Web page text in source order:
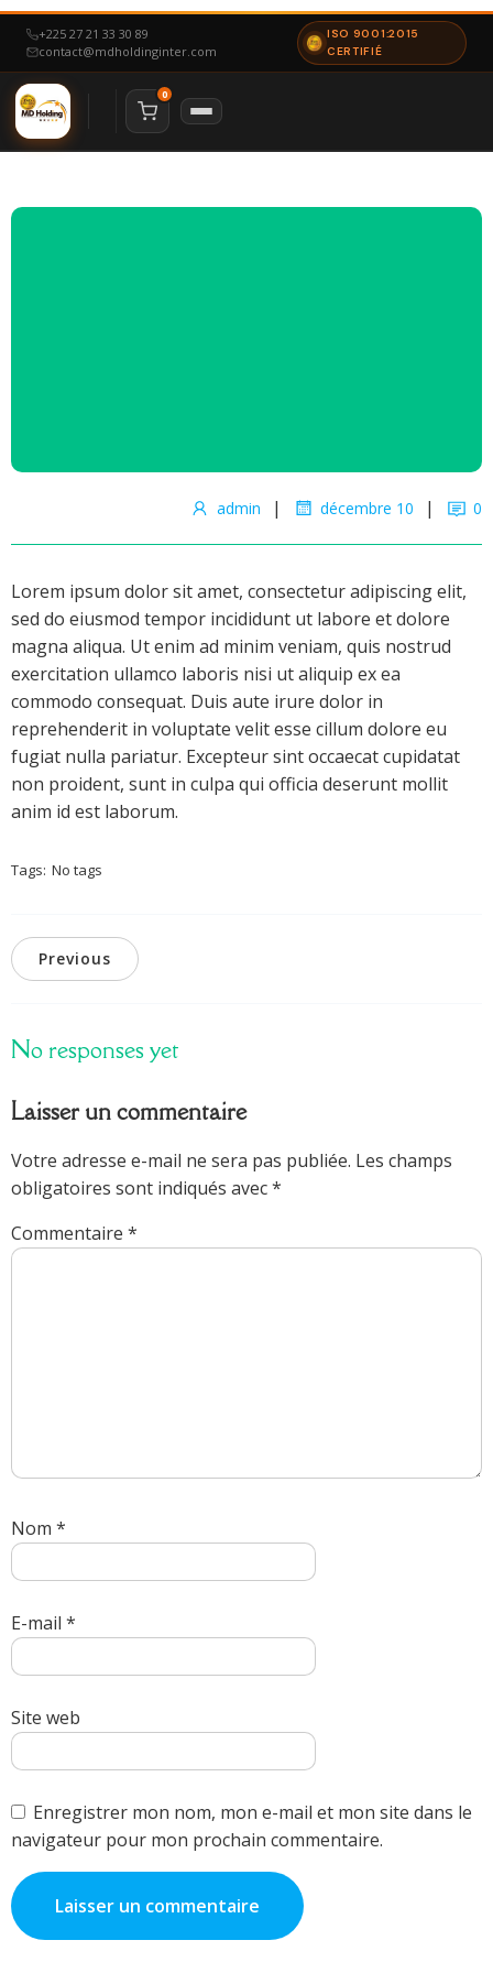
+225 27 21 33 30 89
contact@mdholdinginter.com
ISO 9001:2015
CERTIFIÉ
0
Accueil
NOS SERVICES
RCRH
Travail Temporaire TT/ST
QHSE QHSE
Informatique & NTIC IDANTIC
Ma Boutique
Demander un devis gratuit
admin | décembre 10 | 0
Lorem ipsum dolor sit amet, consectetur adipiscing elit,
sed do eiusmod tempor incididunt ut labore et dolore
magna aliqua. Ut enim ad minim veniam, quis nostrud
exercitation ullamco laboris nisi ut aliquip ex ea
commodo consequat. Duis aute irure dolor in
reprehenderit in voluptate velit esse cillum dolore eu
fugiat nulla pariatur. Excepteur sint occaecat cupidatat
non proident, sunt in culpa qui officia deserunt mollit
anim id est laborum.
Tags: No tags
Previous
No responses yet
Laisser un commentaire
Votre adresse e-mail ne sera pas publiée. Les champs
obligatoires sont indiqués avec*
Commentaire *
Nom *
E-mail *
Site web
Enregistrer mon nom, mon e-mail et mon site dans le
navigateur pour mon prochain commentaire.